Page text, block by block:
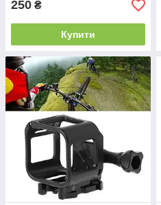
250 ₴
Купити